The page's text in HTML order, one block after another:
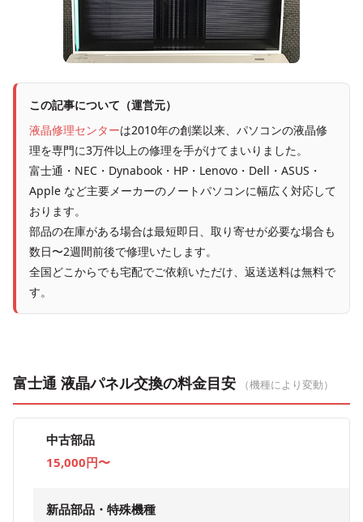
この記事について（運営元）
液晶修理センターは2010年の創業以来、パソコンの液晶修
理を専門に3万件以上の修理を手がけてまいりました。
富士通・NEC・Dynabook・HP・Lenovo・Dell・ASUS・
Apple など主要メーカーのノートパソコンに幅広く対応して
おります。
部品の在庫がある場合は最短即日、取り寄せが必要な場合も
数日〜2週間前後で修理いたします。
全国どこからでも宅配でご依頼いただけ、返送送料は無料で
す。
富士通 液晶パネル交換の料金目安 （機種により変動）
中古部品
15,000円〜
新品部品・特殊機種